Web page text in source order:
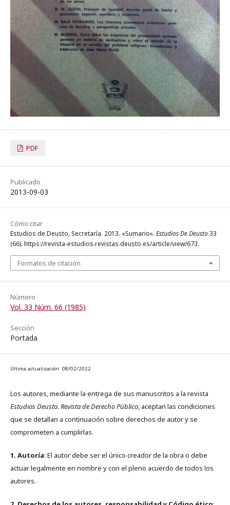
PDF
Publicado
2013-09-03
Cómo citar
Estudios de Deusto, Secretaría. 2013. «Sumario». Estudios De Deusto33
(66). https://revista-estudios.revistas.deusto.es/article/view/673.
Formatos de citación
Número
Vol. 33 Núm. 66 (1985)
Sección
Portada
Última actualización: 08/02/2022
Los autores, mediante la entrega de sus manuscritos a la revista
Estudios Deusto. Revista de Derecho Público, aceptan las condiciones
que se detallan a continuación sobre derechos de autor y se
comprometen a cumplirlas.
1. Autoría: El autor debe ser el único creador de la obra o debe
actuar legalmente en nombre y con el pleno acuerdo de todos los
autores.